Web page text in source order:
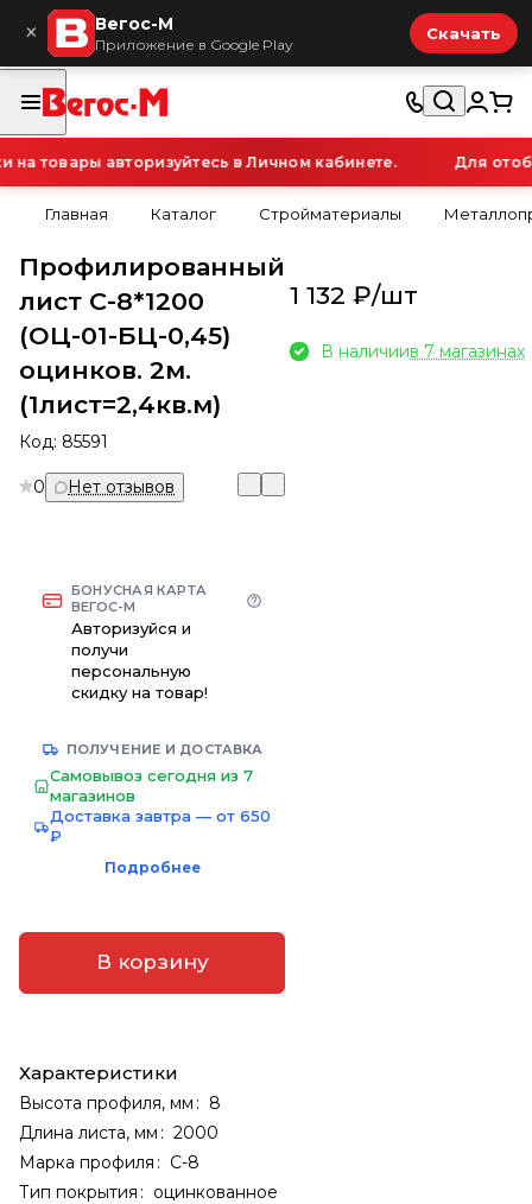
× Вегос-М
Приложение в Google Play
Скачать
товары авторизуйтесь в Личном кабинете. Для
Главная Каталог Стройматериалы
Профилированный
лист С-8*1200
(ОЦ-01-БЦ-0,45)
оцинков. 2м.
(1лист=2,4кв.м)
Код: 85591
0 Нет отзывов
БОНУСНАЯ КАРТА
ВЕГОС-М
Авторизуйся и
получи
персональную
скидку на товар!
ПОЛУЧЕНИЕ И ДОСТАВКА
Самовывоз сегодня из 7
магазинов
Доставка завтра — от 650
₽
Подробнее
В корзину
Характеристики
Высота профиля, мм : 8
Длина листа, мм : 2000
Марка профиля : С-8
Тип покрытия : оцинкованное
1 132 ₽/шт
В наличиив 7 магазинах